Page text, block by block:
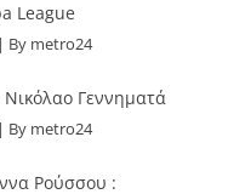
League
By metro24
Νικόλαο Γεννηματά
By metro24
Ρούσσου :